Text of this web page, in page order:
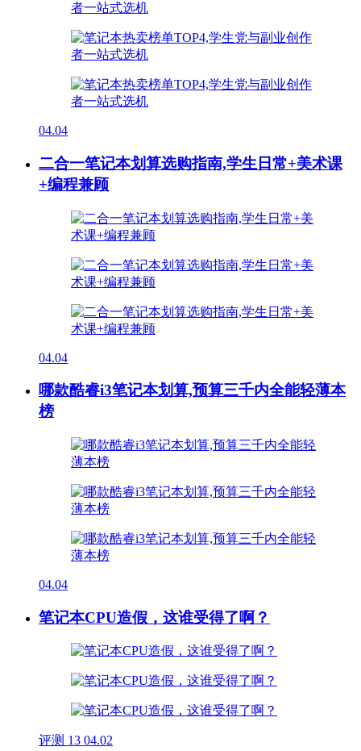
04.04
二合一笔记本划算选购指南,学生日常+美术课
+编程兼顾
04.04
哪款酷睿i3笔记本划算,预算三千内全能轻薄本
榜
04.04
笔记本CPU造假，这谁受得了啊？
评测 13 04.02